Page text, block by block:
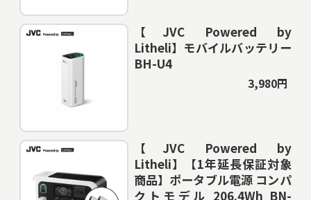
【JVC Powered by
Litheli】モバイルバッテリー
BH-U4
3,980円
【JVC Powered by
Litheli】【1年延長保証対象
商品】ポータブル電源 コンパ
クトモデル 206.4Wh BN-